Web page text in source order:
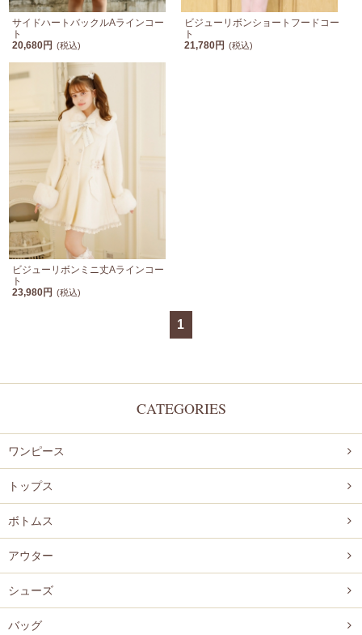
サイドハートバックルAラインコー
ト
20,680円 (税込)
ビジューリボンショートフードコー
ト
21,780円 (税込)
ビジューリボンミニ丈Aラインコー
ト
23,980円 (税込)
1
CATEGORIES
ワンピース
トップス
ボトムス
アウター
シューズ
バッグ